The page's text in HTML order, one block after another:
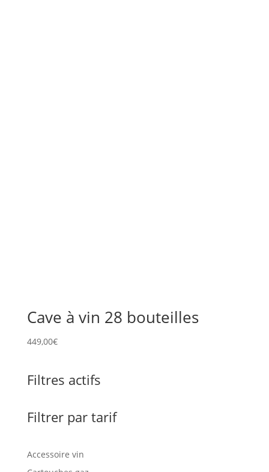
Cave à vin 28 bouteilles
449,00€
Filtres actifs
Filtrer par tarif
Accessoire vin